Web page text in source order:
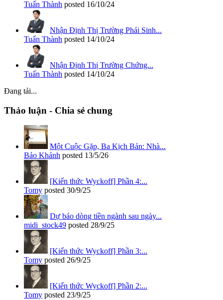
Tuấn Thành posted 16/10/24
Nhận Định Thị Trường Phái Sinh...
Tuấn Thành posted 14/10/24
Nhận Định Thị Trường Chứng...
Tuấn Thành posted 14/10/24
Đang tải...
Thảo luận - Chia sẻ chung
Một Cuộc Gặp, Ba Kịch Bản: Nhà...
Bảo Khánh posted 13/5/26
[Kiến thức Wyckoff] Phần 4:...
Tomy posted 30/9/25
Dự báo dòng tiền ngành sau ngày...
midi_stock49 posted 28/9/25
[Kiến thức Wyckoff] Phần 3:...
Tomy posted 26/9/25
[Kiến thức Wyckoff] Phần 2:...
Tomy posted 23/9/25